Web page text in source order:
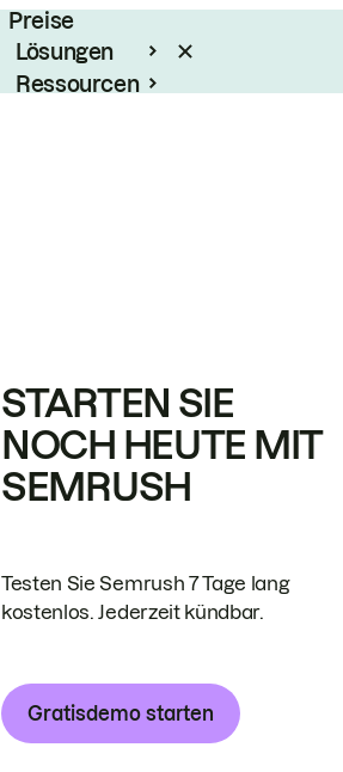
Preise
Lösungen
Ressourcen
STARTEN SIE
NOCH HEUTE MIT
SEMRUSH
Testen Sie Semrush 7 Tage lang
kostenlos. Jederzeit kündbar.
Gratisdemo starten